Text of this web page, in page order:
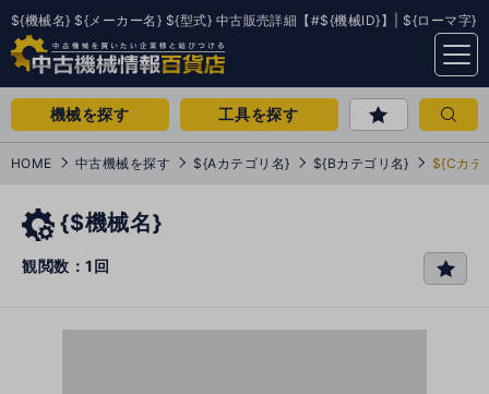
${機械名} ${メーカー名} ${型式} 中古販売詳細【#${機械ID}】| ${ローマ字}
menu
機械を探す 工具を探す
HOME 中古機械を探す ${Aカテゴリ名} ${Bカテゴリ名} ${Cカテ
{$機械名}
観閲数：1回
favo